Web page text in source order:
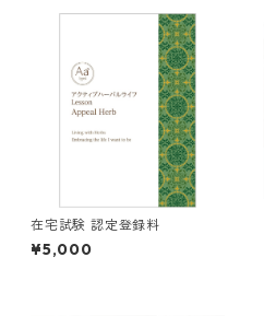
在宅試験 認定登録料
¥5,000